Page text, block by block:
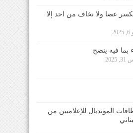
عصا ولا نخاف من احد إلا
بما فيه ينضح
المونديال للإعلاميين من